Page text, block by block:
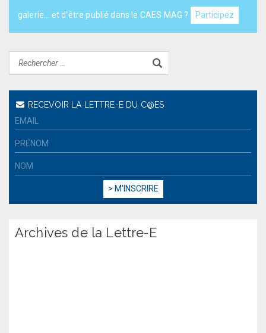
galerie... et d'être publié dans le CAES MAG ? Participez
RECEVOIR LA LETTRE-E DU C@ES
Archives de la Lettre-E